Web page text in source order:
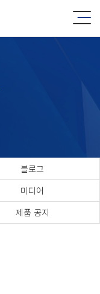
블로그
미디어
제품 공지